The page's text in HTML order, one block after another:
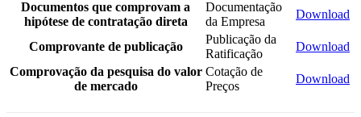
Documentos que comprovam a
hipótese de contratação direta
Documentação
da Empresa
Download
Comprovante de publicação
Publicação da
Ratificação
Download
Comprovação da pesquisa do valor
de mercado
Cotação de
Preços
Download